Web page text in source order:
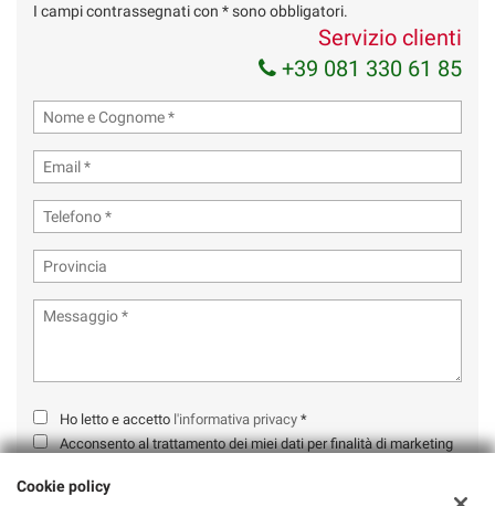
I campi contrassegnati con * sono obbligatori.
Servizio clienti
+39 081 330 61 85
Ho letto e accetto l'informativa privacy *
Acconsento al trattamento dei miei dati per finalità di marketing
Cookie policy